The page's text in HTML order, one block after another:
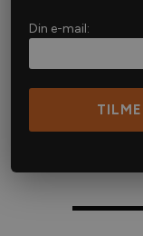
Godt nok er
hjortevildt,
hjorten fra
ca. 30-40
Din e-mail: